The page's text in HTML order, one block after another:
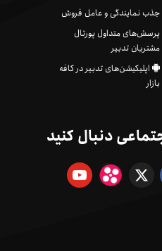
جذب نمایندگی و عامل فروش
پرسش‌های متداول پورتال
مشتریان تدبیر
اپلیکیشن‌های تدبیر در کافه
بازار
دنبال کنید